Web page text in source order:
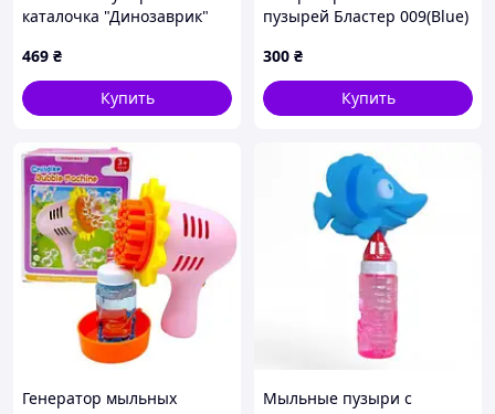
каталочка "Динозаврик"
469 ₴
Купить
пузырей Бластер 009(Blue)
жидкостью и тарелочка
300 ₴
Купить
Генератор мыльных
Мыльные пузыри с